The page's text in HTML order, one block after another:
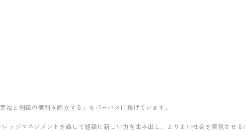
福と組織の実利を両立する」をパーパスに掲げています。
レッジマネジメントを通して組織に新しい力を生み出し、よりよい社会を実現させ